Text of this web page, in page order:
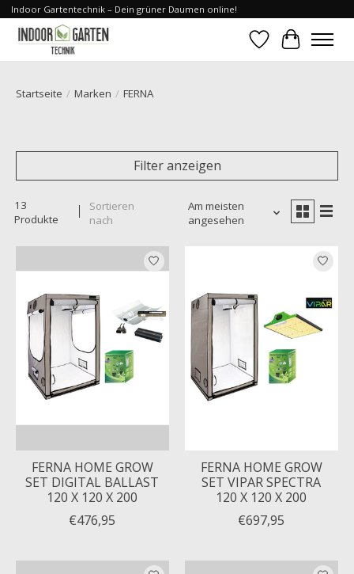
Indoor Gartentechnik – Dein grüner Daumen online!
Wunschzettel
Ihr
Startseite / Marken / FERNA
Filter anzeigen
13
Produkte
Sortieren
nach
Am meisten
angesehen
FERNA HOME GROW
SET DIGITAL BALLAST
120 X 120 X 200
€476,95
FERNA HOME GROW
SET VIPAR SPECTRA
120 X 120 X 200
€697,95